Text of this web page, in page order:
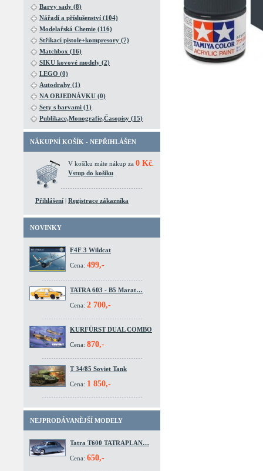
Barvy sady (8)
Nářadí a příslušenství (104)
Modelařská Chemie (116)
Stříkací pistole+kompresory (7)
Matchbox (16)
SIKU kovové modely (2)
LEGO (0)
Autodrahy (1)
NA OBJEDNÁVKU (0)
Sety s barvami (1)
Publikace,Monografie,Časopisy (15)
NÁKUPNÍ KOŠÍK - NEPŘIHLÁŠEN
V košíku máte nákup za 0 Kč
Vstup do košíku
Přihlášení | Registrace zákazníka
NOVINKY
F4F 3 Wildcat
Cena: 499,-
TATRA 603 - B5 Marat…
Cena: 2 700,-
KURFÜRST DUAL COMBO
Cena: 870,-
T 34/85 Soviet Tank
Cena: 1 850,-
NEJPRODÁVANĚJŠÍ MODELY
Tatra T600 TATRAPLAN…
Cena: 650,-